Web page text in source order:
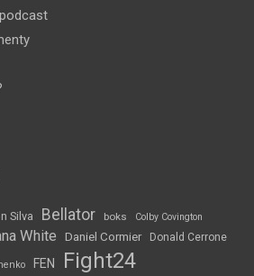
Silva Bellator boks Colby Covington
White Daniel Cormier Donald Cerrone
FEN Fight24